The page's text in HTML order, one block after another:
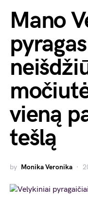
Mano
vieną
tešlą
by Monika Veronika